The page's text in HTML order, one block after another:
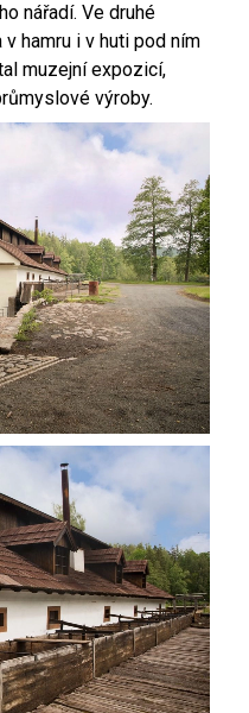
nářadí. Ve druhé
hamru i v huti pod ním
muzejní expozicí,
výroby.